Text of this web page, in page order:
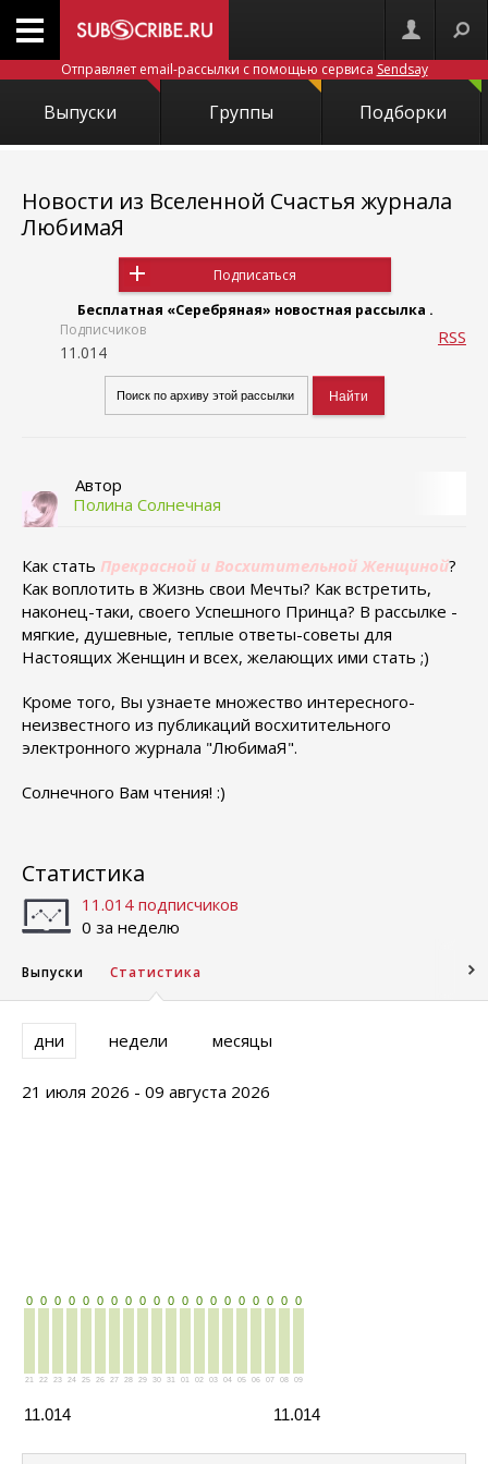
Отправляет email-рассылки с помощью сервиса Sendsay
Выпуски Группы Подборки
Новости из Вселенной Счастья журнала
ЛюбимаЯ
Подписаться
Бесплатная «Серебряная» новостная рассылка .
Подписчиков
11.014
RSS
Автор
Полина Солнечная
Как стать Прекрасной и Восхитительной Женщиной?
Как воплотить в Жизнь свои Мечты? Как встретить,
наконец-таки, своего Успешного Принца? В рассылке -
мягкие, душевные, теплые ответы-советы для
Настоящих Женщин и всех, желающих ими стать ;)
Кроме того, Вы узнаете множество интересного-
неизвестного из публикаций восхитительного
электронного журнала "ЛюбимаЯ".
Солнечного Вам чтения! :)
Статистика
11.014 подписчиков
0 за неделю
Выпуски Статистика
дни недели месяцы
21 июля 2026 - 09 августа 2026
11.014
0
21
0
22
0
23
0
24
0
25
0
26
0
27
0
28
0
29
0
30
0
31
0
01
0
02
0
03
0
04
0
05
0
06
0
07
0
08
11.014
0
09